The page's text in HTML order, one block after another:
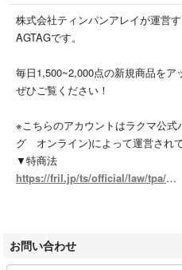
#メンズ_RAGTAGonline
#UNDERCOVER_アンダーカバー_
#ステンカラーコート_メンズ
こちらの商品はラクマ公式パートナ
す。
株式会社ティンパンアレイが運営
AGTAGです。
毎日1,500~2,000点の新規商品をア
ぜひご覧ください！
※こちらのアカウントはラクマ公式
グ オンライン)によって運営されて
▼特商法
https://fril.jp/ts/official/law/tpa/
T7010001074003
お問い合わせ